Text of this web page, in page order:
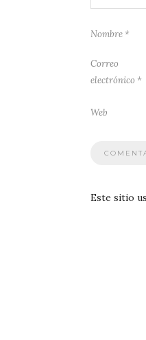
Nombre *
Correo
electrónico *
Web
Este sitio